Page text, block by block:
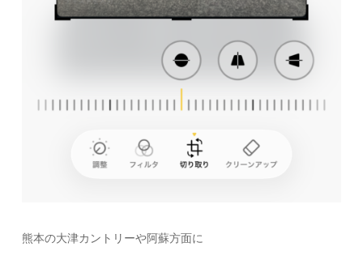
熊本の大津カントリーや阿蘇方面に